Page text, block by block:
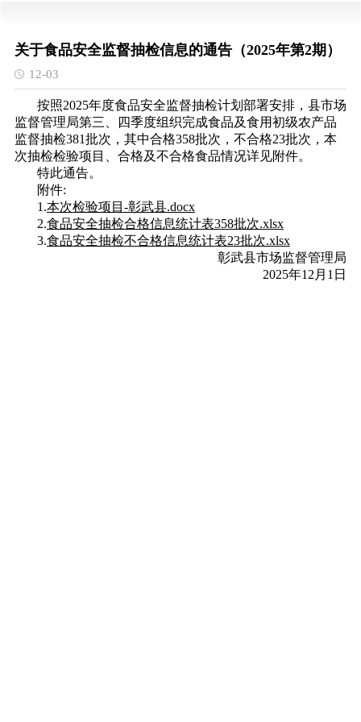
关于食品安全监督抽检信息的通告（2025年第2期）
12-03
按照2025年度食品安全监督抽检计划部署安排，县市场
监督管理局第三、四季度组织完成食品及食用初级农产品
监督抽检381批次，其中合格358批次，不合格23批次，本
次抽检检验项目、合格及不合格食品情况详见附件。
特此通告。
附件:
1.本次检验项目-彰武县.docx
2.食品安全抽检合格信息统计表358批次.xlsx
3.食品安全抽检不合格信息统计表23批次.xlsx
彰武县市场监督管理局
2025年12月1日